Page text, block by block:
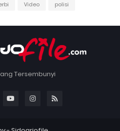
Video polisi
Tersembunyi